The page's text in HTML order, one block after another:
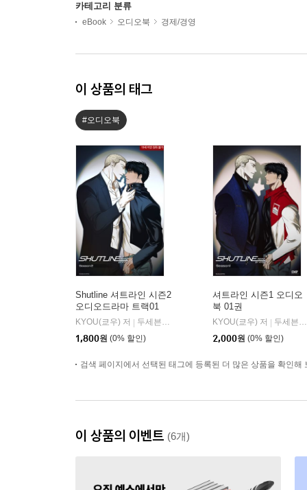
카테고리 분류
eBook 오디오북 경제/경영
이 상품의 태그
#오디오북
Shutline 셔트라인 시즌2
오디오드라마 트랙01
KYOU(쿄우) 저 | 두세븐 엔터테인먼트
1,800원 (0% 할인)
셔트라인 시즌1 오디오
북 01권
KYOU(쿄우) 저 | 두세븐 엔터테인먼트
2,000원 (0% 할인)
검색 페이지에서 선택된 태그에 등록된 더 많은 상품을 확인해
이 상품의 이벤트 (6개)